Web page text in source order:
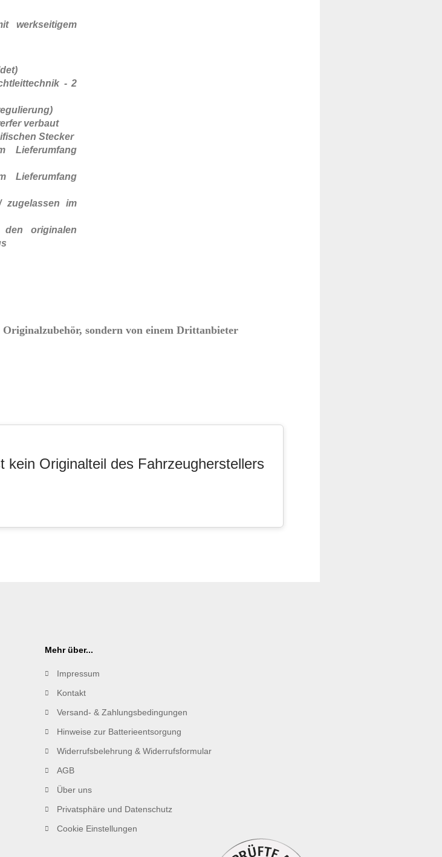
werkseitigem
- 2
verbaut
Stecker
Lieferumfang
Lieferumfang
zugelassen im
originalen
sondern von einem Drittanbieter
kein Originalteil des Fahrzeugherstellers
Mehr über...
Impressum
Kontakt
Versand- & Zahlungsbedingungen
Hinweise zur Batterieentsorgung
Widerrufsbelehrung & Widerrufsformular
AGB
Über uns
Privatsphäre und Datenschutz
Cookie Einstellungen